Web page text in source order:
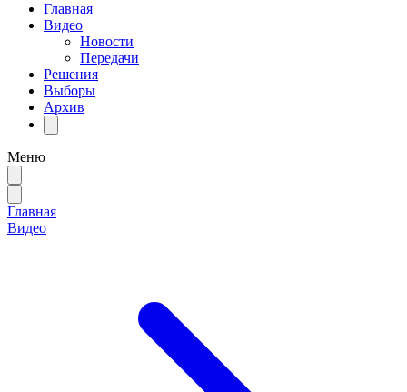
Главная
Видео
Новости
Передачи
Решения
Выборы
Архив
Меню
Главная
Видео